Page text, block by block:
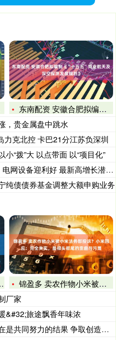
东南配资 安徽合肥拟编制《“十五五”商业航天及深空探测发展规
，贵金属盘中跳水
力克北控 卡巴21分江苏负深圳
“拨”大 以点带面 以“项目化”
设备迎利好 最新高增长潜力股名
纯债债券基金调整大额申购业务
锦盈多 卖农作物小米被小米法务部投诉？小米回应：完全失实，是
厂家
&#32;旅途飘香年味浓
共同努力的结果 争取创造历史